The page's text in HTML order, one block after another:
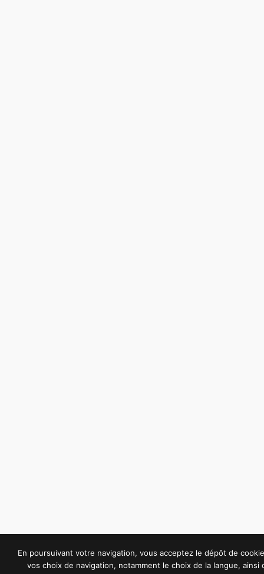
En poursuivant votre navigation, vous acceptez le dépôt de
vos choix de navigation, notamment le choix de la langue,